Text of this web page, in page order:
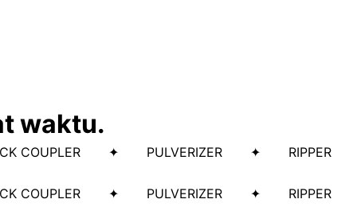
waktu.
COUPLER ✦ PULVERIZER ✦ RIPPER
COUPLER ✦ PULVERIZER ✦ RIPPER